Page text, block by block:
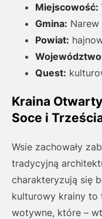
Miejscowość:
Gmina: Narew
Powiat:
Quest:
Kraina
Soce i
Wsie zachowały
tradycyjną
charakteryzują się
kulturowy krainy to
wotywne, które –